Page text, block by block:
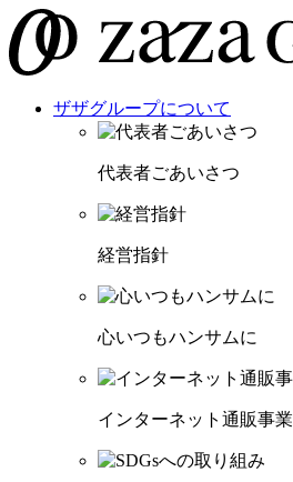
ザザグループについて
代表者ごあいさつ
経営指針
心いつもハンサムに
インターネット通販事業